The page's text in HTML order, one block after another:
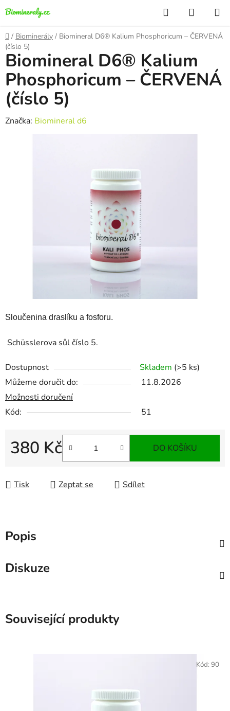
Přejít
na
obsah
Hledat
KOŠÍK
Domů
/ Biominerály / Biomineral D6® Kalium Phosphoricum – ČERVENÁ
(číslo 5)
Sloučenina draslíku a fosforu.
Schüsslerova sůl číslo 5.
Dostupnost Skladem (>5 ks)
Můžeme doručit do:
11.8.2026
Možnosti doručení
Kód:
51
380 Kč DO KOŠÍKU
Tisk Zeptat se Sdílet
Biomineral D6® Kalium
Phosphoricum – ČERVENÁ
(číslo 5)
Značka: Biomineral d6
Popis
Diskuze
Související produkty
Kód: 90